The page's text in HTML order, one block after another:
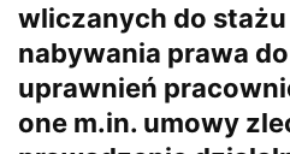
wliczanych do
nabywania prawa
uprawnień
one m.in. umowy